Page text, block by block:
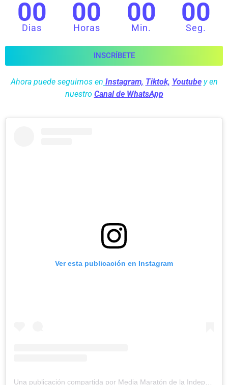
00
Dias
00
Horas
00
Min.
00
Seg.
INSCRÍBETE
Ahora puede seguirnos en Instagram, Tiktok, Youtubey en
nuestro Canal de WhatsApp
Ver esta publicación en Instagram